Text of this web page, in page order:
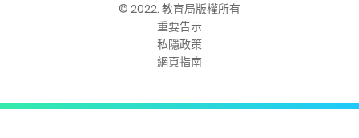
© 2022. 教育局版權所有
重要告示
私隱政策
網頁指南